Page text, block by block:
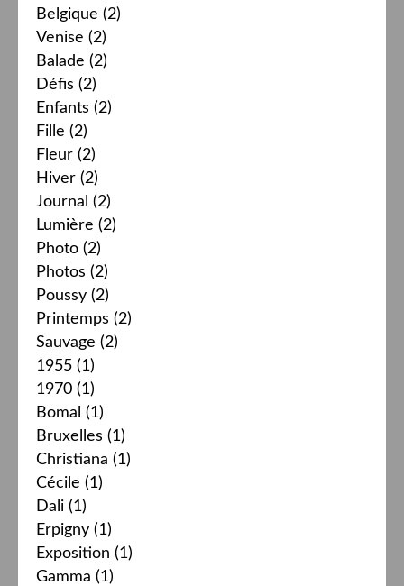
Belgique (2)
Venise (2)
Balade (2)
Défis (2)
Enfants (2)
Fille (2)
Fleur (2)
Hiver (2)
Journal (2)
Lumière (2)
Photo (2)
Photos (2)
Poussy (2)
Printemps (2)
Sauvage (2)
1955 (1)
1970 (1)
Bomal (1)
Bruxelles (1)
Christiana (1)
Cécile (1)
Dali (1)
Erpigny (1)
Exposition (1)
Gamma (1)